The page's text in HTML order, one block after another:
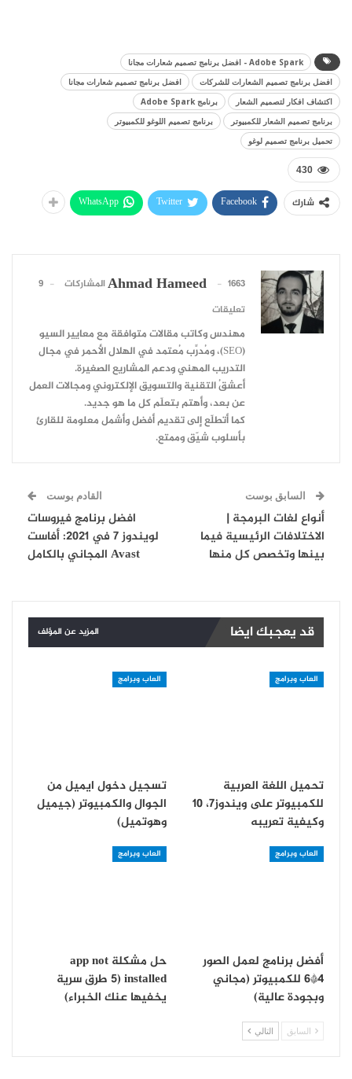
Adobe Spark - افضل برنامج تصميم شعارات مجانا
افضل برنامج تصميم الشعارات للشركات
افضل برنامج تصميم شعارات مجانا
اكتشاف افكار لتصميم الشعار
برنامج Adobe Spark
برنامج تصميم الشعار للكمبيوتر
برنامج تصميم اللوغو للكمبيوتر
تحميل برنامج تصميم لوغو
430
شارك Facebook
Twitter
WhatsApp
Ahmad Hameed 1663 المشاركات
9
تعليقات
مهندس وكاتب مقالات متوافقة مع معايير السيو
(SEO)، ومُدرِّب مُعتمد في الهلال الأحمر في مجال
التدريب المهني ودعم المشاريع الصغيرة.
أعشقُ التقنية والتسويق الإلكتروني ومجالات العمل
عن بعد، وأهتم بتعلّم كل ما هو جديد.
كما أتطلّع إلى تقديم أفضل وأشمل معلومة للقارئ
بأسلوب شيّق وممتع.
السابق بوست
أنواع لغات البرمجة |
الاختلافات الرئيسية فيما
بينها وتخصص كل منها
القادم بوست
افضل برنامج فيروسات
لويندوز 7 في 2021: أفاست
Avast المجاني بالكامل
قد يعجبك ايضا المزيد عن المؤلف
العاب وبرامج
تحميل اللغة العربية
للكمبيوتر على ويندوز7، 10
وكيفية تعريبه
العاب وبرامج
تسجيل دخول ايميل من
الجوال والكمبيوتر (جيميل
وهوتميل)
العاب وبرامج
أفضل برنامج لعمل الصور
4*6 للكمبيوتر (مجاني
وبجودة عالية)
العاب وبرامج
حل مشكلة app not
installed (5 طرق سرية
يخفيها عنك الخبراء)
السابق التالي